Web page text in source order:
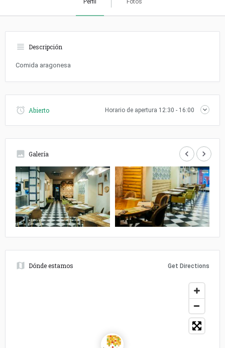
Perfil Fotos
Descripción
Comida aragonesa
Abierto Horario de apertura 12:30 - 16:00
Galería keyboard_arrow_left keyboard_arrow_right
Dónde estamos Get Directions